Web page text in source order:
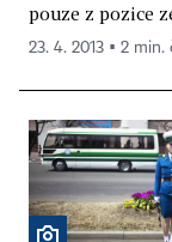
pouze z pozice
23. 4. 2013 ▪ 2 min.